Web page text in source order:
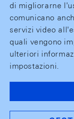
di migliorarne
comunicano
servizi video
quali vengono
ulteriori
impostazioni.